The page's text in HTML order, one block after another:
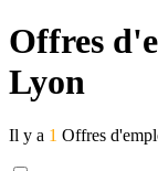
Offres
Lyon
Il y a 1 Offres